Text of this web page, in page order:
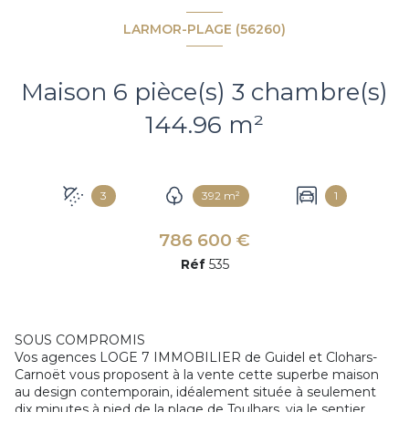
LARMOR-PLAGE (56260)
Maison 6 pièce(s) 3 chambre(s)
144.96 m²
3 392 m² 1
786 600 €
Réf 535
SOUS COMPROMIS
Vos agences LOGE 7 IMMOBILIER de Guidel et Clohars-
Carnoët vous proposent à la vente cette superbe maison
au design contemporain, idéalement située à seulement
dix minutes à pied de la plage de Toulhars, via le sentier